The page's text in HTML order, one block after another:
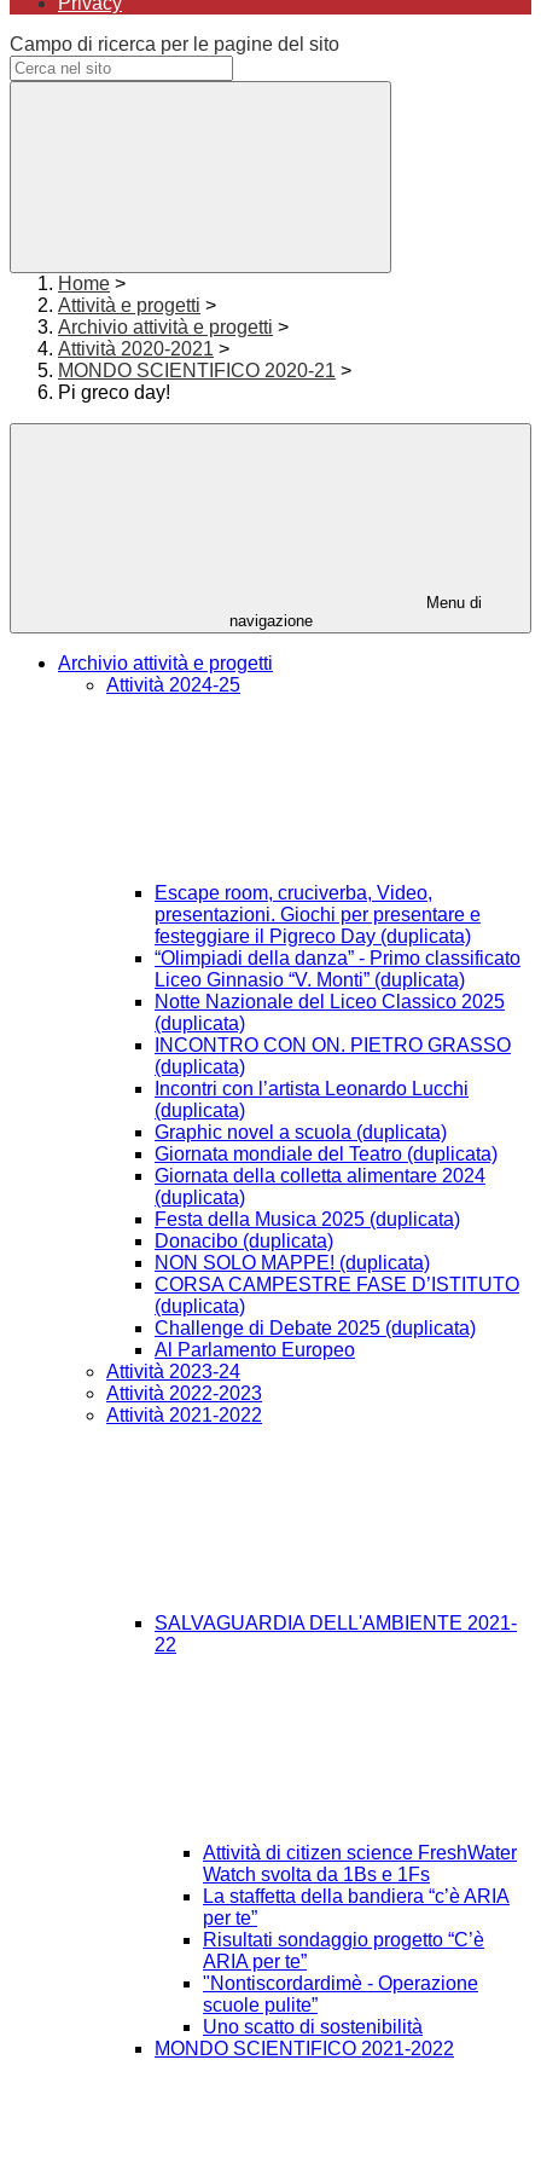
Campo di ricerca per le pagine del sito
Home >
Attività e progetti >
Archivio attività e progetti >
Attività 2020-2021 >
MONDO SCIENTIFICO 2020-21 >
Pi greco day!
Menu di
navigazione
Archivio attività e progetti
Attività 2024-25
Escape room, cruciverba, Video,
presentazioni. Giochi per presentare e
festeggiare il Pigreco Day (duplicata)
“Olimpiadi della danza” - Primo classificato
Liceo Ginnasio “V. Monti” (duplicata)
Notte Nazionale del Liceo Classico 2025
(duplicata)
INCONTRO CON ON. PIETRO GRASSO
(duplicata)
Incontri con l’artista Leonardo Lucchi
(duplicata)
Graphic novel a scuola (duplicata)
Giornata mondiale del Teatro (duplicata)
Giornata della colletta alimentare 2024
(duplicata)
Festa della Musica 2025 (duplicata)
Donacibo (duplicata)
NON SOLO MAPPE! (duplicata)
CORSA CAMPESTRE FASE D’ISTITUTO
(duplicata)
Challenge di Debate 2025 (duplicata)
Al Parlamento Europeo
Attività 2023-24
Attività 2022-2023
Attività 2021-2022
SALVAGUARDIA DELL'AMBIENTE 2021-
22
Attività di citizen science FreshWater
Watch svolta da 1Bs e 1Fs
La staffetta della bandiera “c’è ARIA
per te”
Risultati sondaggio progetto “C’è
ARIA per te”
"Nontiscordardimè - Operazione
scuole pulite”
Uno scatto di sostenibilità
MONDO SCIENTIFICO 2021-2022